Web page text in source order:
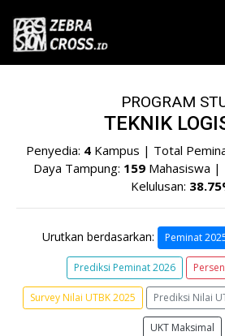
PROGRAM
TEKNIK
Penyedia: 4 Kampus | Total
Daya Tampung: 159Mahasiswa |
Kelulusan:
Urutkan berdasarkan: Peminat
Prediksi Peminat 2026
Survey Nilai UTBK 2025 Prediksi Nilai
UKT Maksimal